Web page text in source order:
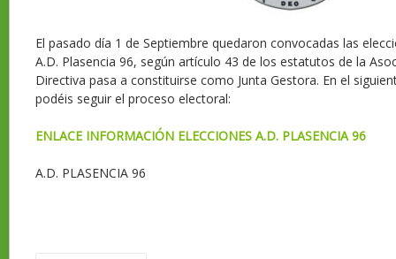
El pasado día 1 de Septiembre quedaron convocadas las
A.D. Plasencia 96, según artículo 43 de los estatutos de la
Directiva pasa a constituirse como Junta Gestora. En el
podéis seguir el proceso electoral:
ENLACE INFORMACIÓN ELECCIONES A.D. PLASENCIA 96
A.D. PLASENCIA 96